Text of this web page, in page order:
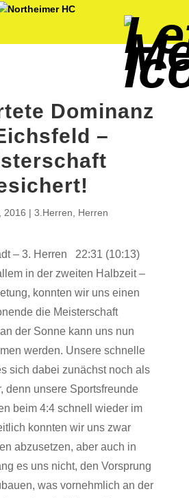
Dominanz
–
2016 3.Herren Herren
– 3. Herren 22:31 (10:13)
in der zweiten Halbzeit –
konnten wir uns einen
die Meisterschaft
der Sonne kann uns nun
werden. Unsere schnelle
sich dabei zunächst noch als
denn unsere Sportsfreunde
beim 4:4 schnell wieder im
konnten wir uns zwar
abzusetzen, aber auch in
es uns nicht, den Vorsprung
was vornehmlich an der
Back
1. Herren
2. Herren
1. Damen
Back
Weibliche
Jugend
Back
NHC
stellen
Back
Vorstand
Satzung
Back
Back
Download
Back